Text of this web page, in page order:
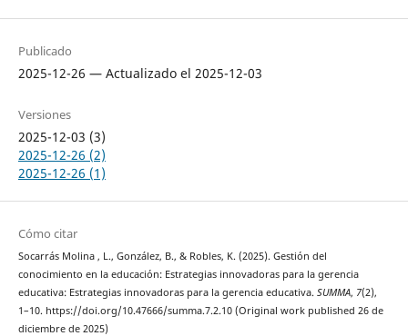
Publicado
2025-12-26 — Actualizado el 2025-12-03
Versiones
2025-12-03 (3)
2025-12-26 (2)
2025-12-26 (1)
Cómo citar
Socarrás Molina , L., González, B., & Robles, K. (2025). Gestión del
conocimiento en la educación: Estrategias innovadoras para la gerencia
educativa: Estrategias innovadoras para la gerencia educativa. SUMMA, 7(2),
1–10. https://doi.org/10.47666/summa.7.2.10 (Original work published 26 de
diciembre de 2025)